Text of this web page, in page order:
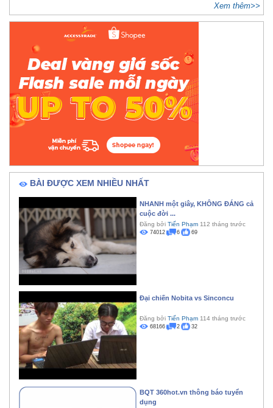
Xem thêm>>
BÀI ĐƯỢC XEM NHIỀU NHẤT
NHANH một giây, KHÔNG ĐÁNG cả
cuộc đời ...
Đăng bởi Tiến Phạm 112 tháng trước
74012 6 69
Đại chiến Nobita vs Sinconcu
Đăng bởi Tiến Phạm 114 tháng trước
68166 2 32
BQT 360hot.vn thông báo tuyển
dụng